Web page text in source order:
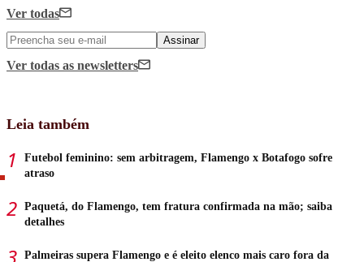
Ver todas
Assinar
Ver todas as newsletters
Leia também
Futebol feminino: sem arbitragem, Flamengo x Botafogo sofre
atraso
Paquetá, do Flamengo, tem fratura confirmada na mão; saiba
detalhes
Palmeiras supera Flamengo e é eleito elenco mais caro fora da